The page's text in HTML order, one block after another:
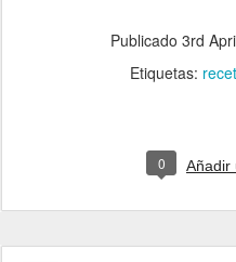
Publicado 3rd
Etiquetas:
0 Añadir